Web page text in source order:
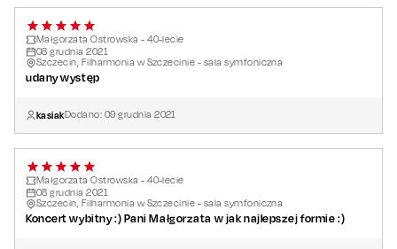
Małgorzata Ostrowska - 40-lecie
08 grudnia 2021
Szczecin, Filharmonia w Szczecinie - sala symfoniczna
udany występ
kasiakDodano: 09 grudnia 2021
Małgorzata Ostrowska - 40-lecie
08 grudnia 2021
Szczecin, Filharmonia w Szczecinie - sala symfoniczna
Koncert wybitny :) Pani Małgorzata w jak najlepszej formie :)